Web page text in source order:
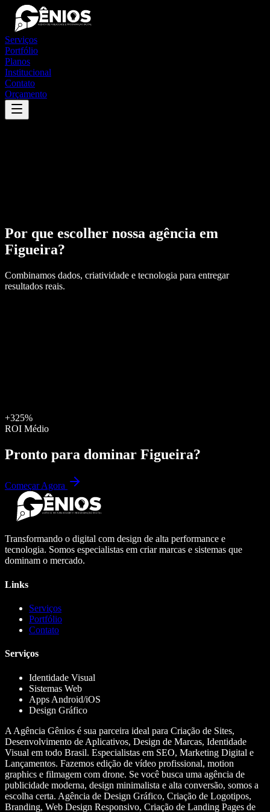
Serviços
Portfólio
Planos
Institucional
Contato
Orçamento
Por que escolher nossa agência em
Figueira?
Combinamos dados, criatividade e tecnologia para entregar
resultados reais.
+325%
ROI Médio
Pronto para dominar Figueira?
Começar Agora
Transformando o digital com design de alta performance e
tecnologia. Somos especialistas em criar marcas e sistemas que
dominam o mercado.
Links
Serviços
Portfólio
Contato
Serviços
Identidade Visual
Sistemas Web
Apps Android/iOS
Design Gráfico
A Agência Gênios é sua parceira ideal para Criação de Sites,
Desenvolvimento de Aplicativos, Design de Marcas, Identidade
Visual em todo Brasil. Especialistas em SEO, Marketing Digital e
Lançamentos. Fazemos edição de vídeo profissional, motion
graphics e filmagem com drone. Se você busca uma agência de
publicidade moderna, design minimalista e alta conversão, somos a
escolha certa. Agência de Design Gráfico, Criação de Logotipos,
Branding, Web Design Responsivo, Criação de Landing Pages de